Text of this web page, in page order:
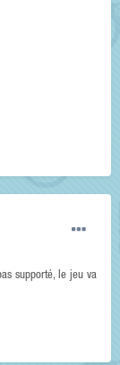
supporté, le jeu va